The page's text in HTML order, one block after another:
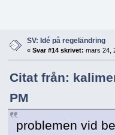
SV: Idé på regeländring
« Svar #14 skrivet: mars 24,
Citat från:
PM
problemen vid